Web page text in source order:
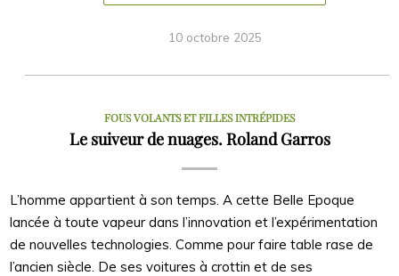
10 octobre 2025
FOUS VOLANTS ET FILLES INTRÉPIDES
Le suiveur de nuages. Roland Garros
L’homme appartient à son temps. A cette Belle Epoque
lancée à toute vapeur dans l’innovation et l’expérimentation
de nouvelles technologies. Comme pour faire table rase de
l’ancien siècle. De ses voitures à crottin et de ses